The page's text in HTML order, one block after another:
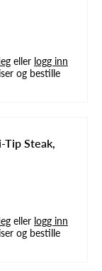
eller logg inn
og bestille
Tip Steak,
eller logg inn
og bestille